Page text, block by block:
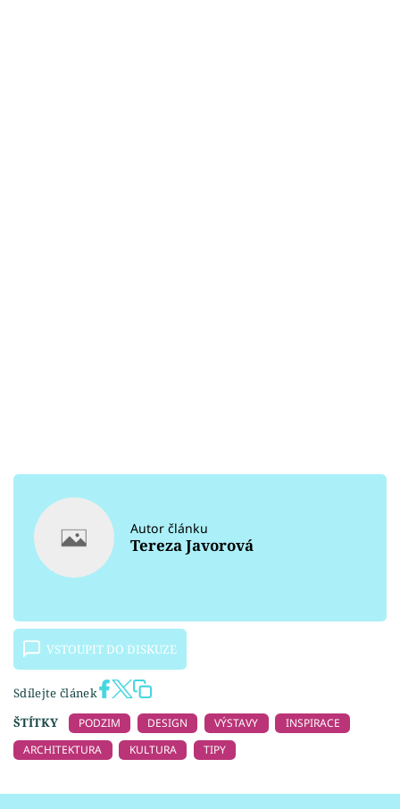
Autor článku
Tereza Javorová
VSTOUPIT DO DISKUZE
Sdílejte článek
ŠTÍTKY
PODZIM DESIGN VÝSTAVY
INSPIRACE
ARCHITEKTURA
KULTURA TIPY